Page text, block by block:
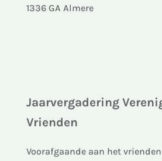
1336 GA Almere
Jaarvergadering
Vrienden
Voorafgaande aan het